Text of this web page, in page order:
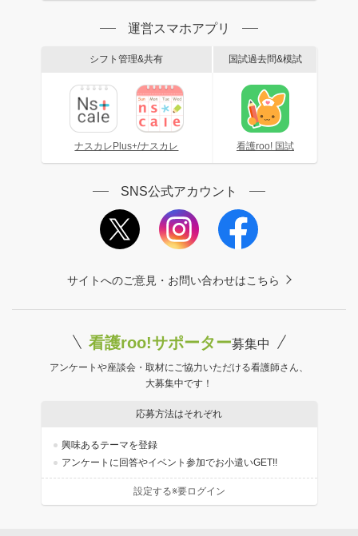
運営スマホアプリ
シフト管理&共有
ナスカレPlus+/ナスカレ
国試過去問&模試
看護roo! 国試
SNS公式アカウント
サイトへのご意見・お問い合わせはこちら
看護roo!サポーター募集中
アンケートや座談会・取材にご協力いただける看護師さん、
大募集中です！
応募方法はそれぞれ
興味あるテーマを登録
アンケートに回答やイベント参加でお小遣いGET!!
設定する※要ログイン